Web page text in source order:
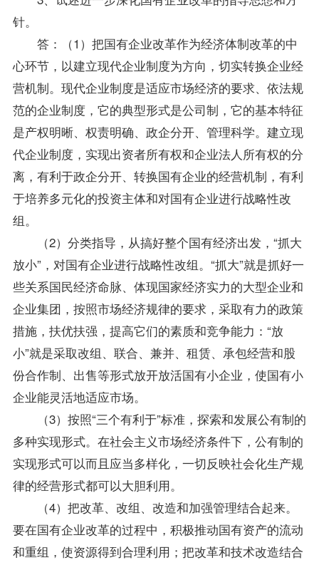
针。
答：（1）把国有企业改革作为经济体制改革的中
心环节，以建立现代企业制度为方向，切实转换企业经
营机制。现代企业制度是适应市场经济的要求、依法规
范的企业制度，它的典型形式是公司制，它的基本特征
是产权明晰、权责明确、政企分开、管理科学。建立现
代企业制度，实现出资者所有权和企业法人所有权的分
离，有利于政企分开、转换国有企业的经营机制，有利
于培养多元化的投资主体和对国有企业进行战略性改
组。
（2）分类指导 ，从搞好整个国有经济出发，“抓大
放小”，对国有企业进行战略性改组。“抓大”就是抓好一
些关系国民经济命脉、体现国家经济实力的大型企业和
企业集团，按照市场经济规律的要求，采取有力的政策
措施，扶优扶强，提高它们的素质和竞争能力：“放
小”就是采取改组、联合、兼并、租赁、承包经营和股
份合作制、出售等形式放开放活国有小企业，使国有小
企业能灵活地适应市场。
（3）按照“三个有利于”标准，探索和发展公有制的
多种实现形式。在社会主义市场经济条件下，公有制的
实现形式可以而且应当多样化，一切反映社会化生产规
律的经营形式都可以大胆利用。
（4）把改革、改组、改造和加强管理结合起来。
要在国有企业改革的过程中，积极推动国有资产的流动
和重组，使资源得到合理利用；把改革和技术改造结合